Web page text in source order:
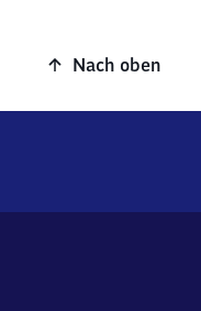
Nach oben